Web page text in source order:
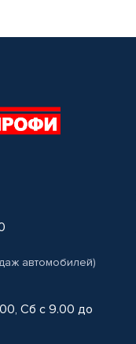
автомобилей)
Сб с 9.00 до